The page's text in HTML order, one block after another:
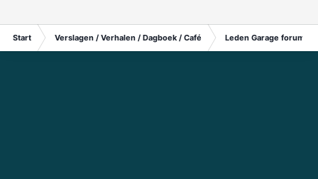
Start Verslagen / Verhalen / Dagboek / Café Leden Garage forum